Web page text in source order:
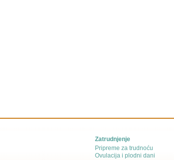
Zatrudnjenje
Pripreme za trudnoću
Ovulacija i plodni dani